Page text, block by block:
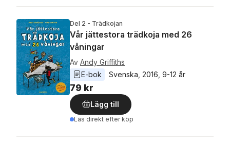
Del 2 - Trädkojan
Vår jättestora trädkoja med 26
våningar
Av Andy Griffiths
E-bok
Svenska 2016 9-12 år
79 kr
Lägg till
Läs direkt efter köp